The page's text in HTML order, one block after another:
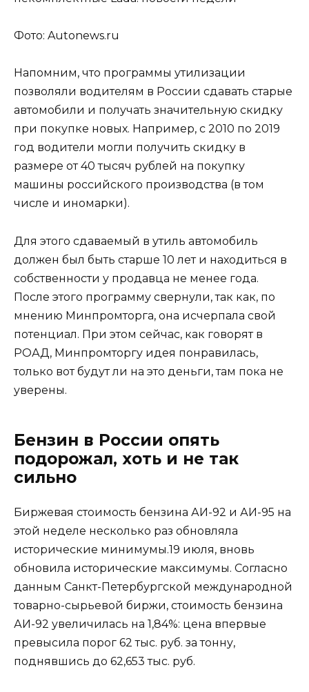
Фото: Autonews.ru
Напомним, что программы утилизации
позволяли водителям в России сдавать старые
автомобили и получать значительную скидку
при покупке новых. Например, с 2010 по 2019
год водители могли получить скидку в
размере от 40 тысяч рублей на покупку
машины российского производства (в том
числе и иномарки).
Для этого сдаваемый в утиль автомобиль
должен был быть старше 10 лет и находиться в
собственности у продавца не менее года.
После этого программу свернули, так как, по
мнению Минпромторга, она исчерпала свой
потенциал. При этом сейчас, как говорят в
РОАД, Минпромторгу идея понравилась,
только вот будут ли на это деньги, там пока не
уверены.
Бензин в России опять
подорожал, хоть и не так
сильно
Биржевая стоимость бензина АИ-92 и АИ-95 на
этой неделе несколько раз обновляла
исторические минимумы.19 июля, вновь
обновила исторические максимумы. Согласно
данным Санкт-Петербургской международной
товарно-сырьевой биржи, стоимость бензина
АИ-92 увеличилась на 1,84%: цена впервые
превысила порог 62 тыс. руб. за тонну,
поднявшись до 62,653 тыс. руб.